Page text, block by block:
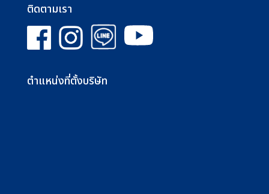
ติดตามเรา
ตำแหน่งที่ตั้งบริษัท